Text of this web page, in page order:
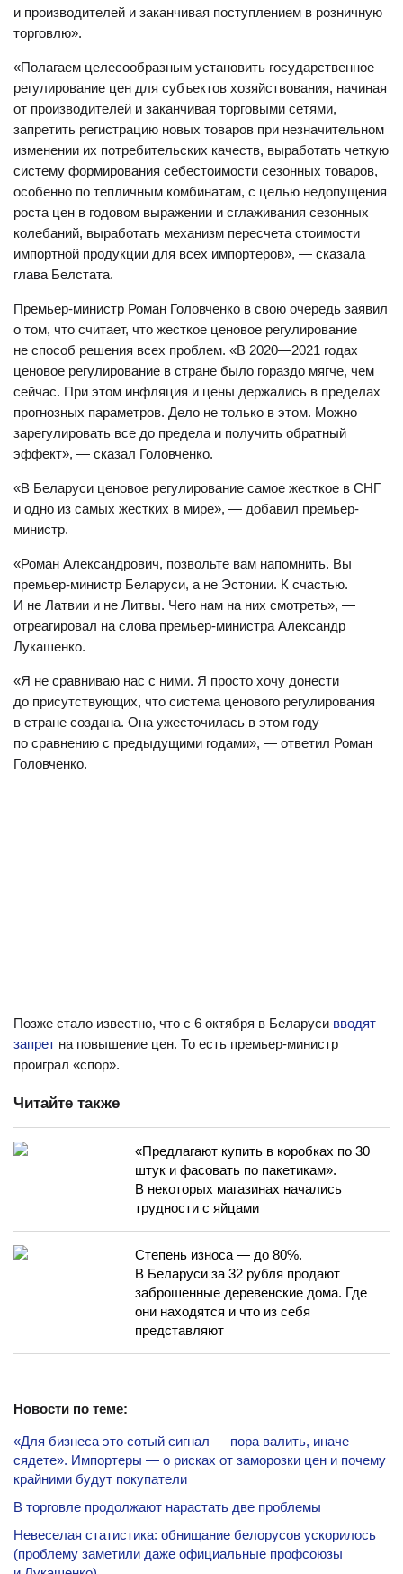
и производителей и заканчивая поступлением в розничную
торговлю».
«Полагаем целесообразным установить государственное
регулирование цен для субъектов хозяйствования, начиная
от производителей и заканчивая торговыми сетями,
запретить регистрацию новых товаров при незначительном
изменении их потребительских качеств, выработать четкую
систему формирования себестоимости сезонных товаров,
особенно по тепличным комбинатам, с целью недопущения
роста цен в годовом выражении и сглаживания сезонных
колебаний, выработать механизм пересчета стоимости
импортной продукции для всех импортеров», — сказала
глава Белстата.
Премьер-министр Роман Головченко в свою очередь заявил
о том, что считает, что жесткое ценовое регулирование
не способ решения всех проблем. «В 2020—2021 годах
ценовое регулирование в стране было гораздо мягче, чем
сейчас. При этом инфляция и цены держались в пределах
прогнозных параметров. Дело не только в этом. Можно
зарегулировать все до предела и получить обратный
эффект», — сказал Головченко.
«В Беларуси ценовое регулирование самое жесткое в СНГ
и одно из самых жестких в мире», — добавил премьер-
министр.
«Роман Александрович, позвольте вам напомнить. Вы
премьер-министр Беларуси, а не Эстонии. К счастью.
И не Латвии и не Литвы. Чего нам на них смотреть», —
отреагировал на слова премьер-министра Александр
Лукашенко.
«Я не сравниваю нас с ними. Я просто хочу донести
до присутствующих, что система ценового регулирования
в стране создана. Она ужесточилась в этом году
по сравнению с предыдущими годами», — ответил Роман
Головченко.
Позже стало известно, что с 6 октября в Беларуси вводят
запрет на повышение цен. То есть премьер-министр
проиграл «спор».
Читайте также
«Предлагают купить в коробках по 30
штук и фасовать по пакетикам».
В некоторых магазинах начались
трудности с яйцами
Степень износа — до 80%.
В Беларуси за 32 рубля продают
заброшенные деревенские дома. Где
они находятся и что из себя
представляют
Новости по теме:
«Для бизнеса это сотый сигнал — пора валить, иначе
сядете». Импортеры — о рисках от заморозки цен и почему
крайними будут покупатели
В торговле продолжают нарастать две проблемы
Невеселая статистика: обнищание белорусов ускорилось
(проблему заметили даже официальные профсоюзы